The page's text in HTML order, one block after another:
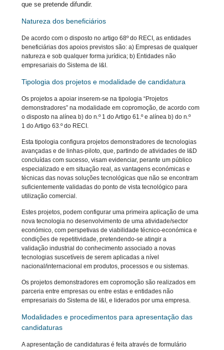
que se pretende difundir.
Natureza dos beneficiários
De acordo com o disposto no artigo 68º do RECI, as entidades
beneficiárias dos apoios previstos são: a) Empresas de qualquer
natureza e sob qualquer forma jurídica; b) Entidades não
empresariais do Sistema de I&I.
Tipologia dos projetos e modalidade de candidatura
Os projetos a apoiar inserem-se na tipologia “Projetos
demonstradores” na modalidade em copromoção, de acordo com
o disposto na alínea b) do n.º 1 do Artigo 61.º e alínea b) do n.º
1 do Artigo 63.º do RECI.
Esta tipologia configura projetos demonstradores de tecnologias
avançadas e de linhas-piloto, que, partindo de atividades de I&D
concluídas com sucesso, visam evidenciar, perante um público
especializado e em situação real, as vantagens económicas e
técnicas das novas soluções tecnológicas que não se encontram
suficientemente validadas do ponto de vista tecnológico para
utilização comercial.
Estes projetos, podem configurar uma primeira aplicação de uma
nova tecnologia no desenvolvimento de uma atividade/sector
económico, com perspetivas de viabilidade técnico-económica e
condições de repetitividade, pretendendo-se atingir a
validação industrial do conhecimento associado a novas
tecnologias suscetíveis de serem aplicadas a nível
nacional/internacional em produtos, processos e ou sistemas.
Os projetos demonstradores em copromoção são realizados em
parceria entre empresas ou entre estas e entidades não
empresariais do Sistema de I&I, e liderados por uma empresa.
Modalidades e procedimentos para apresentação das
candidaturas
A apresentação de candidaturas é feita através de formulário